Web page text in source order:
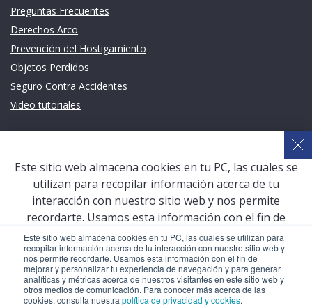
Este sitio web almacena cookies en tu PC, las cuales se utilizan para
recopilar información acerca de tu interacción con nuestro sitio web y
nos permite recordarte. Usamos esta información con el fin de
mejorar y personalizar tu experiencia de navegación y para generar
analíticas y métricas acerca de nuestros visitantes en este sitio web y
otros medios de comunicación. Para conocer más acerca de las
cookies, consulta nuestra política de privacidad y cookies.
Preguntas Frecuentes
Derechos Arco
Prevención del Hostigamiento
Objetos Perdidos
Seguro Contra Accidentes
Video tutoriales
Sistema de Gestión Académica (SGA)
Defensoría Universitaria
Terceros vinculados
San Pablo Mail
Aula Virtual Pregrado
Aula Virtual Postgrado
Este sitio web almacena cookies en tu PC, las cuales se
utilizan para recopilar información acerca de tu
interacción con nuestro sitio web y nos permite
recordarte. Usamos esta información con el fin de
mejorar y personalizar tu experiencia de navegación y
para generar analíticas y métricas acerca de nuestros
visitantes en este sitio web y otros medios de
comunicación. Para conocer más acerca de las cookies,
consulta nuestrapolítica de privacidad y cookies